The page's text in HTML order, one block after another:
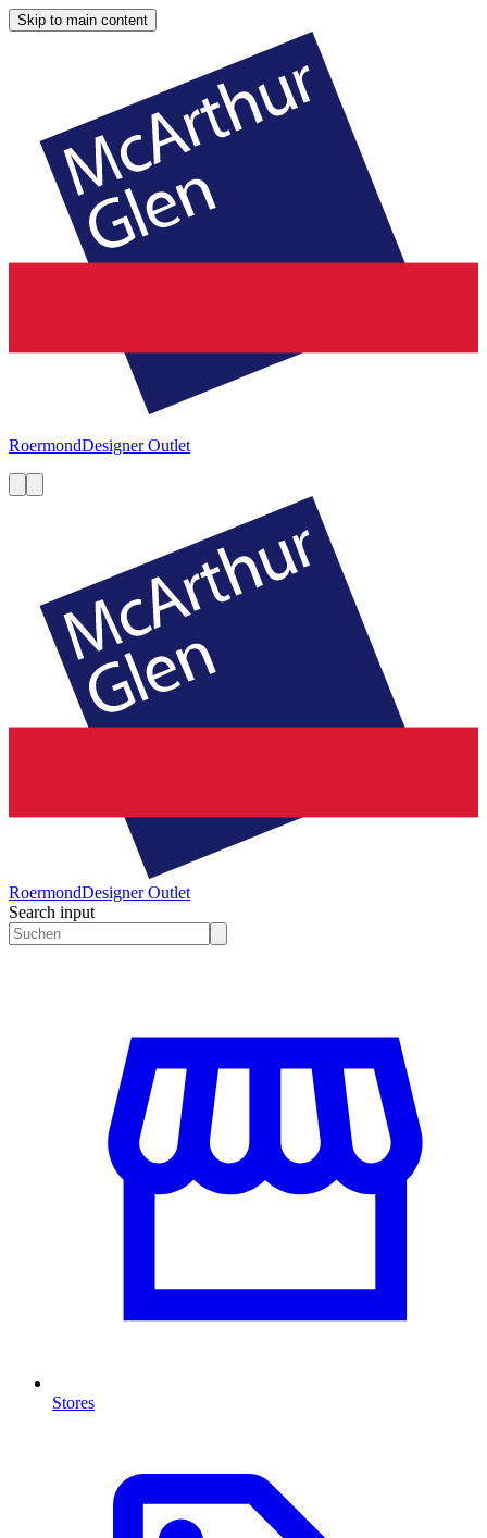
Skip to main content
RoermondDesigner Outlet
RoermondDesigner Outlet
Search input
Stores